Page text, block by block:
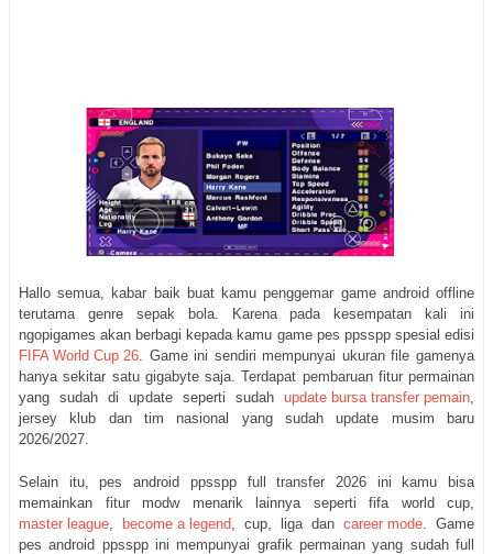
Hallo semua, kabar baik buat kamu penggemar game android offline
terutama genre sepak bola. Karena pada kesempatan kali ini
ngopigames akan berbagi kepada kamu game pes ppsspp spesial edisi
FIFA World Cup 26. Game ini sendiri mempunyai ukuran file gamenya
hanya sekitar satu gigabyte saja. Terdapat pembaruan fitur permainan
yang sudah di update seperti sudah update bursa transfer pemain,
jersey klub dan tim nasional yang sudah update musim baru
2026/2027.
Selain itu, pes android ppsspp full transfer 2026 ini kamu bisa
memainkan fitur modw menarik lainnya seperti fifa world cup,
master league
become a legend , cup, liga dan career mode . Game
pes android ppsspp ini mempunyai grafik permainan yang sudah full